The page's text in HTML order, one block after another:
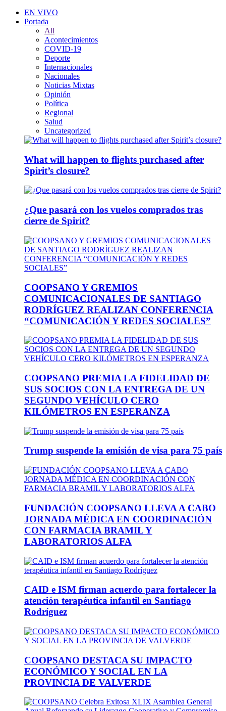
EN VIVO
Portada
All
Acontecimientos
COVID-19
Deporte
Internacionales
Nacionales
Noticias Mixtas
Opinión
Política
Regional
Salud
Uncategorized
What will happen to flights purchased after
Spirit’s closure?
¿Que pasará con los vuelos comprados tras
cierre de Spirit?
COOPSANO Y GREMIOS
COMUNICACIONALES DE SANTIAGO
RODRÍGUEZ REALIZAN CONFERENCIA
“COMUNICACIÓN Y REDES SOCIALES”
COOPSANO PREMIA LA FIDELIDAD DE
SUS SOCIOS CON LA ENTREGA DE UN
SEGUNDO VEHÍCULO CERO
KILÓMETROS EN ESPERANZA
Trump suspende la emisión de visa para 75 país
FUNDACIÓN COOPSANO LLEVA A CABO
JORNADA MÉDICA EN COORDINACIÓN
CON FARMACIA BRAMIL Y
LABORATORIOS ALFA
CAID e ISM firman acuerdo para fortalecer la
atención terapéutica infantil en Santiago
Rodríguez
COOPSANO DESTACA SU IMPACTO
ECONÓMICO Y SOCIAL EN LA
PROVINCIA DE VALVERDE